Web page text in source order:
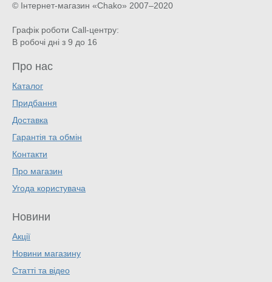
© Інтернет-магазин «Chako» 2007–2020
Графік роботи Call-центру:
В робочі дні з 9 до 16
Про нас
Каталог
Придбання
Доставка
Гарантія та обмін
Контакти
Про магазин
Угода користувача
Новини
Акції
Новини магазину
Статті та відео